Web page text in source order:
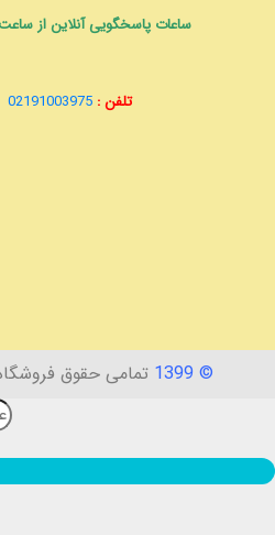
ساعات پاسخگویی آنلاین از ساعت 9 الی 19:30 می
تلفن : 02191003975
© 1399 تمامی حقوق